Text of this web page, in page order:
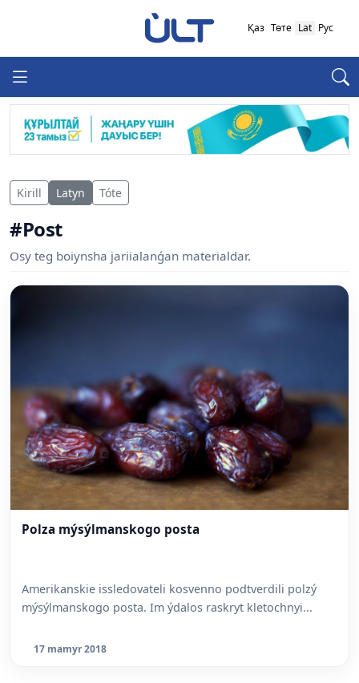
Қаз Төте Lat Рус
Kirill Latyn Tóte
#Post
Osy teg boiynsha jariialanǵan materialdar.
Polza mýsýlmanskogo posta
Amerikanskie issledovateli kosvenno podtverdili polzý
mýsýlmanskogo posta. Im ýdalos raskryt kletochnyi...
17 mamyr 2018